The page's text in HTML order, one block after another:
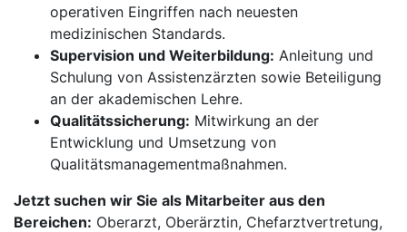
operativen Eingriffen nach neuesten
medizinischen Standards.
Supervision und Weiterbildung: Anleitung und
Schulung von Assistenzärzten sowie Beteiligung
an der akademischen Lehre.
Qualitätssicherung: Mitwirkung an der
Entwicklung und Umsetzung von
Qualitätsmanagementmaßnahmen.
Jetzt suchen wir Sie als Mitarbeiter aus den
Bereichen: Oberarzt, Oberärztin, Chefarztvertretung,